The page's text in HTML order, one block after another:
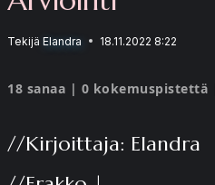
Tekijä Elandra 18.11.2022 8:22
18 sanaa | 0 kokemuspistettä
//Kirjoittaja: Elandra